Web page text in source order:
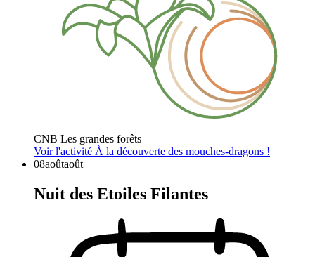
CNB Les grandes forêts
Voir l'activité À la découverte des mouches-dragons !
08aoûtaoût
Nuit des Etoiles Filantes